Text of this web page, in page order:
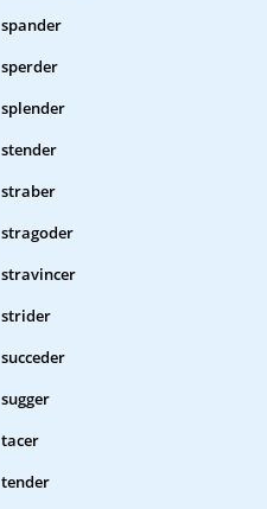
spander
sperder
splender
stender
straber
stragoder
stravincer
strider
succeder
sugger
tacer
tender